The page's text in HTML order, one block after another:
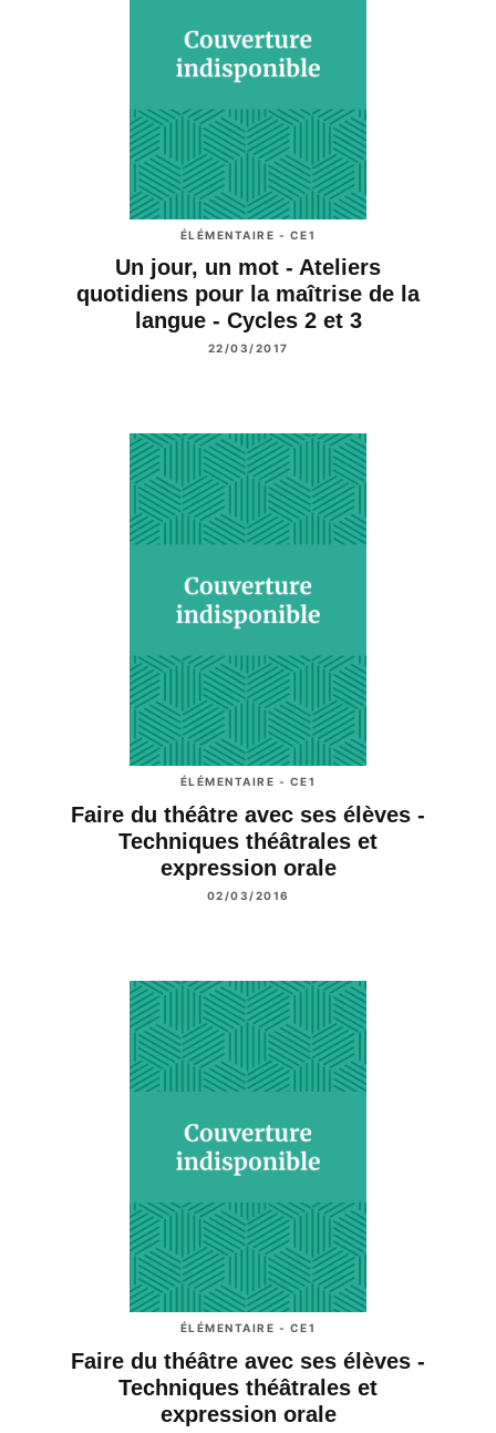
ÉLÉMENTAIRE - CE1
Un jour, un mot - Ateliers
quotidiens pour la maîtrise de la
langue - Cycles 2 et 3
22/03/2017
ÉLÉMENTAIRE - CE1
Faire du théâtre avec ses élèves -
Techniques théâtrales et
expression orale
02/03/2016
ÉLÉMENTAIRE - CE1
Faire du théâtre avec ses élèves -
Techniques théâtrales et
expression orale